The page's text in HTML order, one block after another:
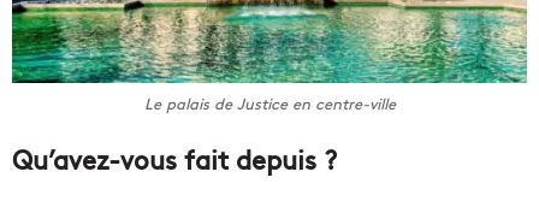
Le palais de Justice en centre-ville
Qu’avez-vous fait depuis ?